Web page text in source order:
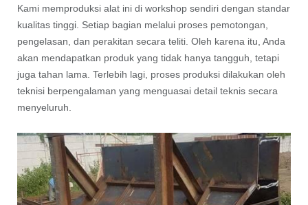
Kami memproduksi alat ini di workshop sendiri dengan standar
kualitas tinggi. Setiap bagian melalui proses pemotongan,
pengelasan, dan perakitan secara teliti. Oleh karena itu, Anda
akan mendapatkan produk yang tidak hanya tangguh, tetapi
juga tahan lama. Terlebih lagi, proses produksi dilakukan oleh
teknisi berpengalaman yang menguasai detail teknis secara
menyeluruh.